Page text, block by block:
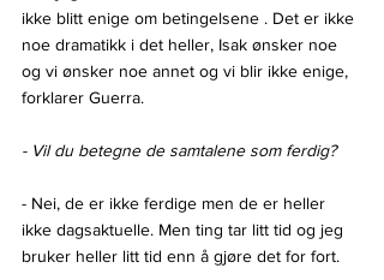
ikke blitt enige om betingelsene . Det er ikke
noe dramatikk i det heller, Isak ønsker noe
og vi ønsker noe annet og vi blir ikke enige,
forklarer Guerra.
- Vil du betegne de samtalene som ferdig?
- Nei, de er ikke ferdige men de er heller
ikke dagsaktuelle. Men ting tar litt tid og jeg
bruker heller litt tid enn å gjøre det for fort.